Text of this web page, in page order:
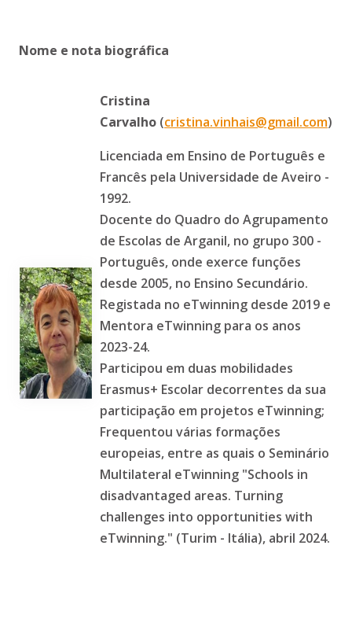
Nome e nota biográfica
Cristina
Carvalho (cristina.vinhais@gmail.com)
Licenciada em Ensino de Português e
Francês pela Universidade de Aveiro -
1992.
Docente do Quadro do Agrupamento
de Escolas de Arganil, no grupo 300 -
Português, onde exerce funções
desde 2005, no Ensino Secundário.
Registada no eTwinning desde 2019 e
Mentora eTwinning para os anos
2023-24.
Participou em duas mobilidades
Erasmus+ Escolar decorrentes da sua
participação em projetos eTwinning;
Frequentou várias formações
europeias, entre as quais o Seminário
Multilateral eTwinning "Schools in
disadvantaged areas. Turning
challenges into opportunities with
eTwinning." (Turim - Itália), abril 2024.